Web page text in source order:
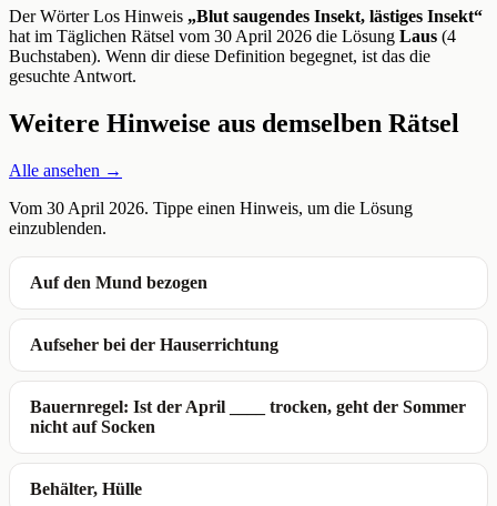
Der Wörter Los Hinweis „Blut saugendes Insekt, lästiges Insekt“
hat im Täglichen Rätsel vom 30 April 2026 die Lösung Laus (4
Buchstaben). Wenn dir diese Definition begegnet, ist das die
gesuchte Antwort.
Weitere Hinweise aus demselben Rätsel
Alle ansehen →
Vom 30 April 2026. Tippe einen Hinweis, um die Lösung
einzublenden.
Auf den Mund bezogen
Aufseher bei der Hauserrichtung
Bauernregel: Ist der April ____ trocken, geht der Sommer
nicht auf Socken
Behälter, Hülle